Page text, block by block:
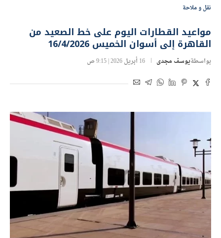
نقل و ملاحة
مواعيد القطارات اليوم على خط الصعيد من
القاهرة إلى أسوان الخميس 16/4/2026
بواسطةيوسف مجدى 16 أبريل 2026 | 9:15 ص